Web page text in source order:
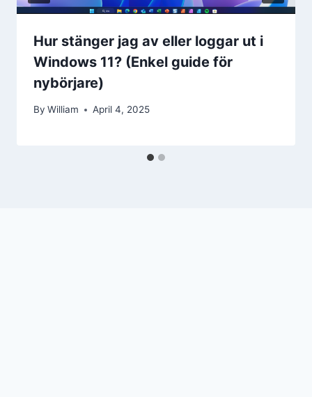
Hur stänger jag av eller loggar ut i
Windows 11? (Enkel guide för
nybörjare)
By William April 4, 2025